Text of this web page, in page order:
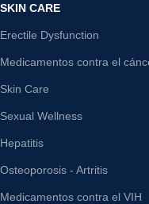
SKIN CARE
Erectile Dysfunction
Medicamentos contra el
Skin Care
Sexual Wellness
Hepatitis
Osteoporosis - Artritis
Medicamentos contra el VIH